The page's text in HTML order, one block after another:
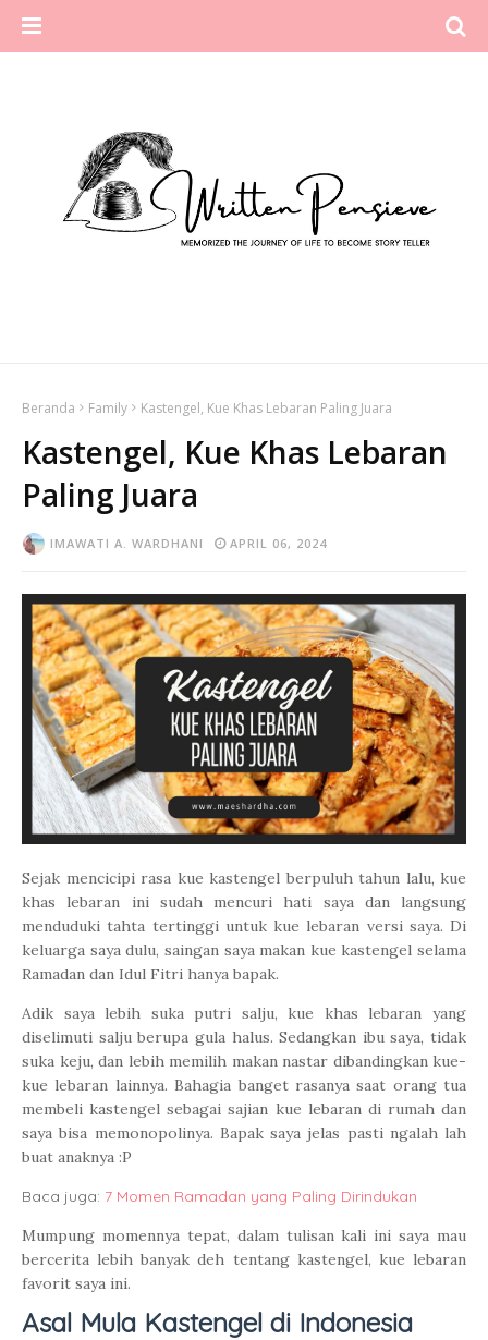
Beranda Family Kastengel, Kue Khas Lebaran Paling Juara
Kastengel, Kue Khas Lebaran
Paling Juara
IMAWATI A. WARDHANI APRIL 06, 2024
Sejak mencicipi rasa kue kastengel berpuluh tahun lalu, kue
khas lebaran ini sudah mencuri hati saya dan langsung
menduduki tahta tertinggi untuk kue lebaran versi saya. Di
keluarga saya dulu, saingan saya makan kue kastengel selama
Ramadan dan Idul Fitri hanya bapak.
Adik saya lebih suka putri salju, kue khas lebaran yang
diselimuti salju berupa gula halus. Sedangkan ibu saya, tidak
suka keju, dan lebih memilih makan nastar dibandingkan kue-
kue lebaran lainnya. Bahagia banget rasanya saat orang tua
membeli kastengel sebagai sajian kue lebaran di rumah dan
saya bisa memonopolinya. Bapak saya jelas pasti ngalah lah
buat anaknya :P
Baca juga: 7 Momen Ramadan yang Paling Dirindukan
Mumpung momennya tepat, dalam tulisan kali ini saya mau
bercerita lebih banyak deh tentang kastengel, kue lebaran
favorit saya ini.
Asal Mula Kastengel di Indonesia